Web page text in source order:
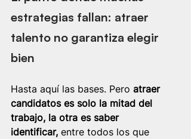
estrategias fallan: atraer
talento no garantiza elegir
bien
Hasta aquí las bases. Pero atraer
candidatos es solo la mitad del
trabajo, la otra es saber
identificar, entre todos los que